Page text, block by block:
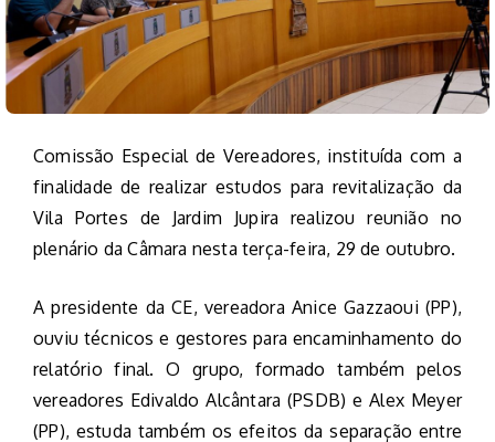
Comissão Especial de Vereadores, instituída com a
finalidade de realizar estudos para revitalização da
Vila Portes de Jardim Jupira realizou reunião no
plenário da Câmara nesta terça-feira, 29 de outubro.
A presidente da CE, vereadora Anice Gazzaoui (PP),
ouviu técnicos e gestores para encaminhamento do
relatório final. O grupo, formado também pelos
vereadores Edivaldo Alcântara (PSDB) e Alex Meyer
(PP), estuda também os efeitos da separação entre